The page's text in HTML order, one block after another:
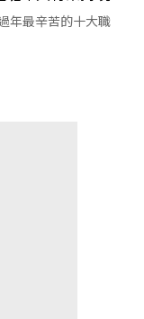
年最辛苦的十大職